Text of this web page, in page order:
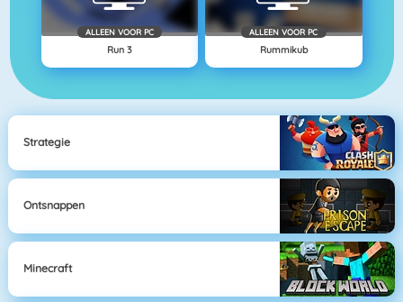
ALLEEN VOOR PC
Run 3
ALLEEN VOOR PC
Rummikub
Strategie
Ontsnappen
Minecraft